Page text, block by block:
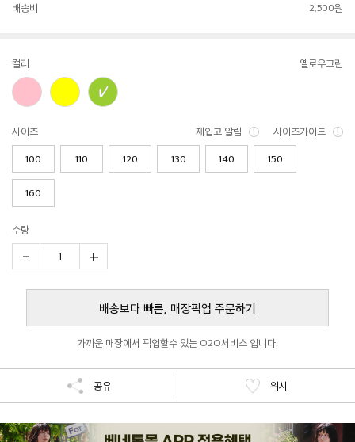
배송비 2,500원
컬러 옐로우그린
사이즈 재입고 알림 사이즈가이드
100 110 120 130 140 150
160
수량
- 1 +
배송보다 빠른, 매장픽업 주문하기
가까운 매장에서 픽업할수 있는 O2O서비스 입니다.
공유 위시